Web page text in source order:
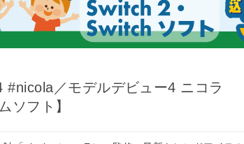
#nicola／モデルデビュー4 ニコラ
ソフト】